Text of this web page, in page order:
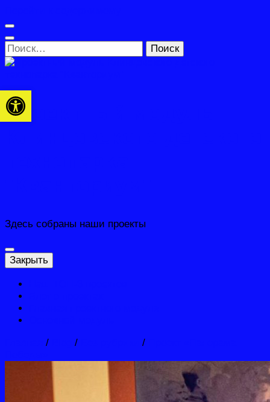
Найти:
Проектный модуль
Здесь собраны наши проекты
Закрыть
/ / /
Открыть панель инструментов